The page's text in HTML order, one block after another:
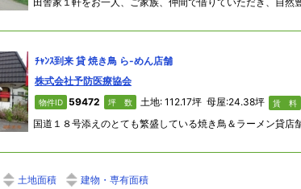
ﾁｬﾝｽ到来 貸 焼き鳥 ら-めん店舗
株式会社予防医療協会
物件ID 59472 坪 数 土地: 112.17坪 母屋:24.38坪 賃 料
国道１８号添えのとても繁盛している焼き鳥＆ラーメン貸店
土地面積 建物・専有面積